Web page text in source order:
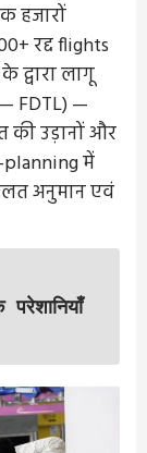
हजारों
रद्द flights
द्वारा लागू
FDTL) —
की उड़ानों और
planning में
अनुमान एवं